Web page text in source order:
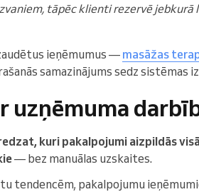
tāpēc klienti rezervē jebkurā
ieņēmumus — masāžas
samazinājums sedz sistēmas
uzņēmuma
kuri pakalpojumi aizpildās
— bez manuālas uzskaites.
tendencēm, pakalpojumu